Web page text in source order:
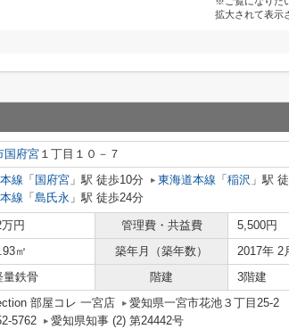
拡大されて表示
国府宮 １丁目１０－７
線 「 国府宮 」駅 徒歩10分 東海道本線 「 稲沢 」駅
線 「 島氏永 」駅 徒歩24分
円 管理費・共益費
5,500円
㎡ 築年月（築年数）
2017年 2
量鉄骨 階建 3階建
部屋コレ 一宮店
愛知県一宮市花池３丁目25-2
5762
愛知県知事 (2) 第24442号